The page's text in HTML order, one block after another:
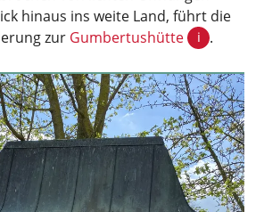
hinaus ins weite Land, führt die
zur Gumbertushütte i .